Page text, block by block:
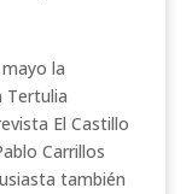
la
Tertulia
El Castillo
Carrillos
también